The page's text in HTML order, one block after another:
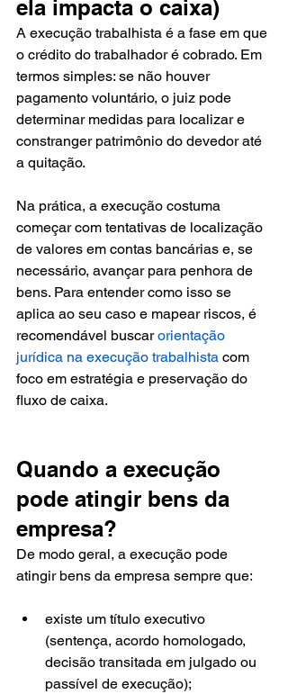
ela impacta o caixa)
A execução trabalhista é a fase em que
o crédito do trabalhador é cobrado. Em
termos simples: se não houver
pagamento voluntário, o juiz pode
determinar medidas para localizar e
constranger patrimônio do devedor até
a quitação.
Na prática, a execução costuma
começar com tentativas de localização
de valores em contas bancárias e, se
necessário, avançar para penhora de
bens. Para entender como isso se
aplica ao seu caso e mapear riscos, é
recomendável buscar orientação
jurídica na execução trabalhista com
foco em estratégia e preservação do
fluxo de caixa.
Quando a execução
pode atingir bens da
empresa?
De modo geral, a execução pode
atingir bens da empresa sempre que:
existe um título executivo
(sentença, acordo homologado,
decisão transitada em julgado ou
passível de execução);